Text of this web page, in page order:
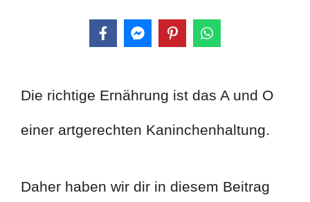
Die richtige Ernährung ist das A und O
einer artgerechten Kaninchenhaltung.
Daher haben wir dir in diesem Beitrag